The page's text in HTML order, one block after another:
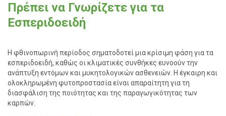
Πρέπει να Γνωρίζετε για τα
Εσπεριδοειδή
Η φθινοπωρινή περίοδος σηματοδοτεί μια κρίσιμη φάση για τα
εσπεριδοειδή, καθώς οι κλιματικές συνθήκες ευνοούν την
ανάπτυξη εντόμων και μυκητολογικών ασθενειών. Η έγκαιρη και
ολοκληρωμένη φυτοπροστασία είναι απαραίτητη για τη
διασφάλιση της ποιότητας και της παραγωγικότητας των
καρπών.